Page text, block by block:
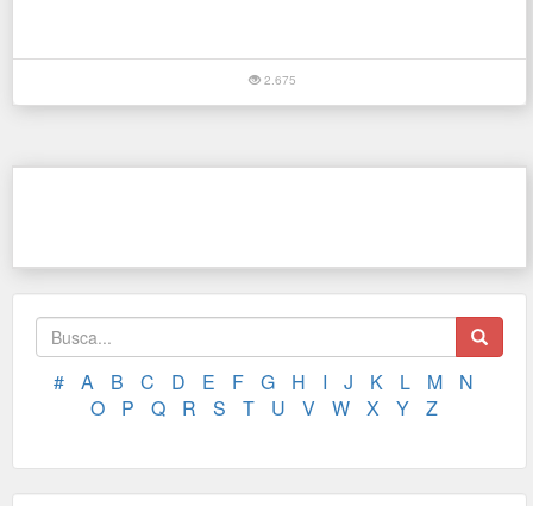
2.675
# A B C D E F G H I J K L M
N
O
P Q R S T U V W X Y Z